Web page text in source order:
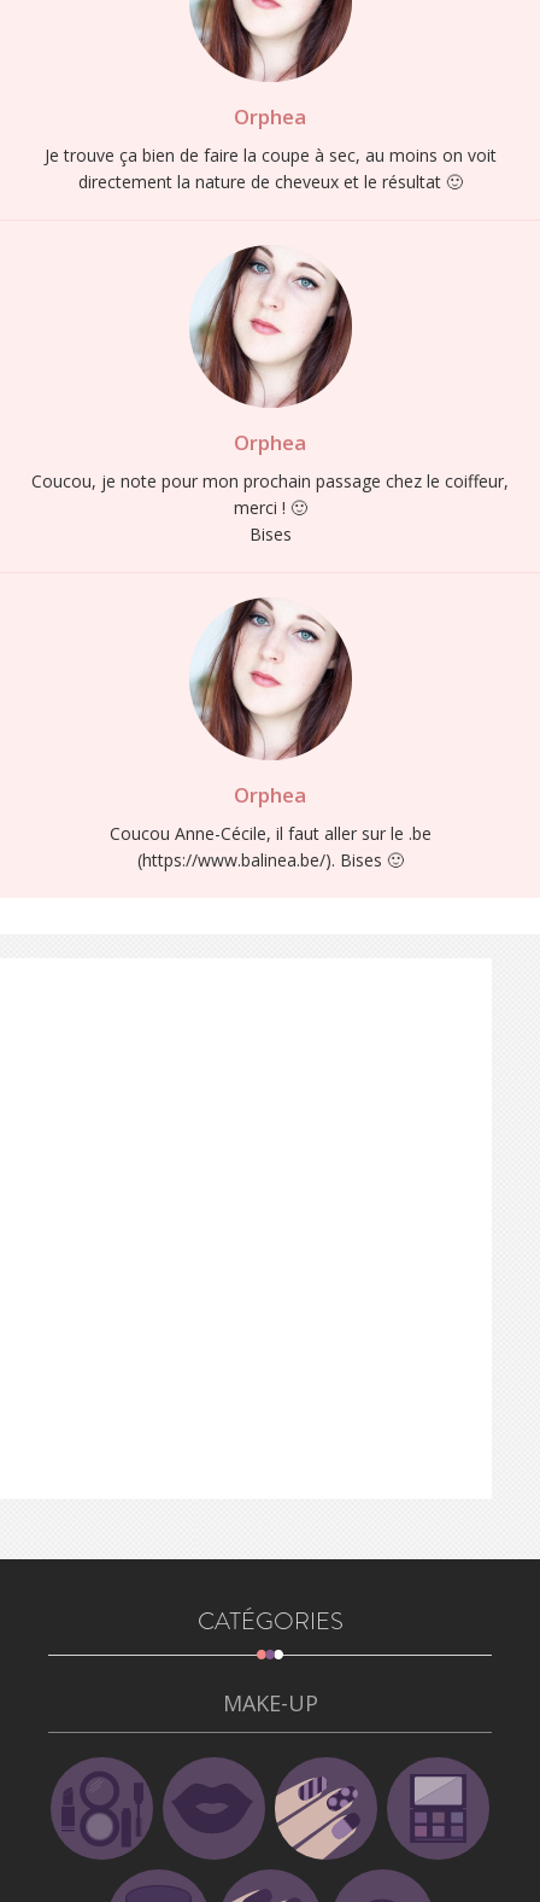
Orphea
Je trouve ça bien de faire la coupe à sec, au moins on voit
directement la nature de cheveux et le résultat 🙂
Orphea
Coucou, je note pour mon prochain passage chez le coiffeur,
merci ! 🙂
Bises
Orphea
Coucou Anne-Cécile, il faut aller sur le .be
(https://www.balinea.be/). Bises 🙂
CATÉGORIES
MAKE-UP